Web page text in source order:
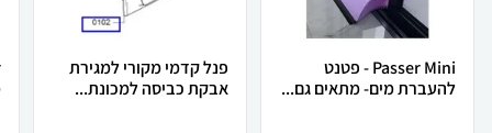
Passer Mini - פטנט
להעברת מים- מתאים גם...
פנל קדמי מקורי למגירת
אבקת כביסה למכונת...